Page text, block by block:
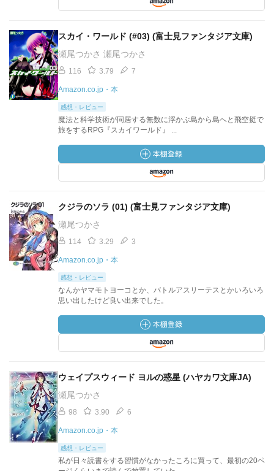
スカイ・ワールド (#03) (富士見ファンタジア文庫)
瀬尾つかさ 瀬尾つかさ
116 3.79 7
Amazon.co.jp・本
感想・レビュー
魔法と科学技術が同居する無数に浮かぶ島から島へと飛空挺で
旅をするRPG『スカイワールド』 ...
クジラのソラ (01) (富士見ファンタジア文庫)
瀬尾つかさ
114 3.29 3
Amazon.co.jp・本
感想・レビュー
なんかヤマモトヨーコとか、バトルアスリーテスとかいろいろ
思い出したけど良い出来でした。
ウェイプスウィード ヨルの惑星 (ハヤカワ文庫JA)
瀬尾つかさ
98 3.90 6
Amazon.co.jp・本
感想・レビュー
私が日々読書をする習慣がなかったころに買って、最初の20ペ